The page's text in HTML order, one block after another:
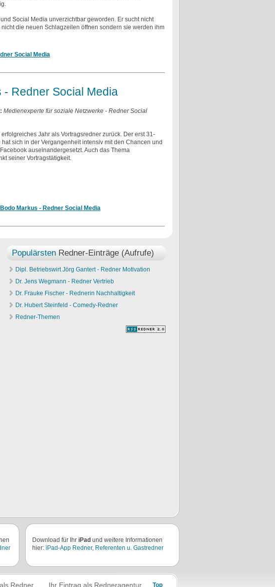
Social Media unverzichtbar geworden. Er sucht nicht
die neuen Schlagzeilen öffnen sondern sie werden ihm
Social Media
Redner Social Media
Medienexperte für soziale Netzwerke - Redner Social
Jahr als Vortragsredner zurück. Der erst 31-
sich in der Vergangenheit intensiv mit den Chancen und
auseinandergesetzt. Auch das Thema
seiner Vortragstätigkeit.
Markus - Redner Social Media
Populärsten Redner-Einträge (Aufrufe)
Dipl. Betriebswirt Jörg Gantert - Redner Motivation
Dr. Jens Wegmann - Redner Vertrieb
Dr. Frauke Fischer - Rednerin Nachhaltigkeit
Dr. Hubert Steinfeld - Comedy-Redner
Redner-Themen
Download für Ihr iPad und weitere Informationen
hier: iPad-App Redner, Referenten u. Gastredner
Redner Ihr Eintrag als Redneragentur Top